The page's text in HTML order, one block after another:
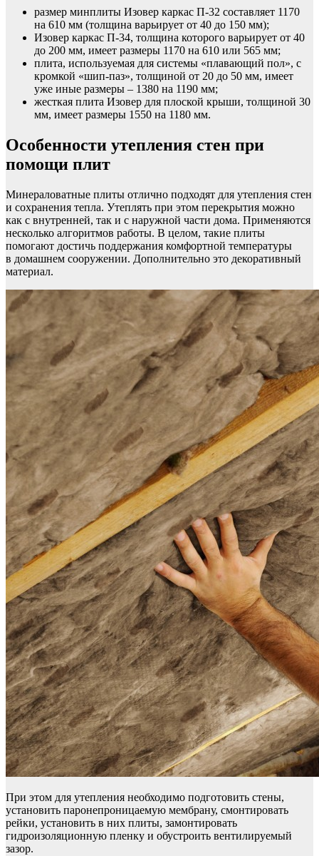
размер минплиты Изовер каркас П-32 составляет 1170
на 610 мм (толщина варьирует от 40 до 150 мм);
Изовер каркас П-34, толщина которого варьирует от 40
до 200 мм, имеет размеры 1170 на 610 или 565 мм;
плита, используемая для системы «плавающий пол», с
кромкой «шип-паз», толщиной от 20 до 50 мм, имеет
уже иные размеры – 1380 на 1190 мм;
жесткая плита Изовер для плоской крыши, толщиной 30
мм, имеет размеры 1550 на 1180 мм.
Особенности утепления стен при
помощи плит
Минераловатные плиты отлично подходят для утепления стен
и сохранения тепла. Утеплять при этом перекрытия можно
как с внутренней, так и с наружной части дома. Применяются
несколько алгоритмов работы. В целом, такие плиты
помогают достичь поддержания комфортной температуры
в домашнем сооружении. Дополнительно это декоративный
материал.
При этом для утепления необходимо подготовить стены,
установить паронепроницаемую мембрану, смонтировать
рейки, установить в них плиты, замонтировать
гидроизоляционную пленку и обустроить вентилируемый
зазор.